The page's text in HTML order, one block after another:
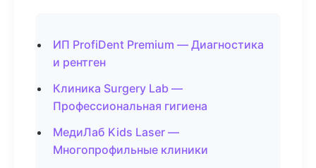
ИП ProfiDent Premium — Диагностика
и рентген
Клиника Surgery Lab —
Профессиональная гигиена
МедиЛаб Kids Laser —
Многопрофильные клиники